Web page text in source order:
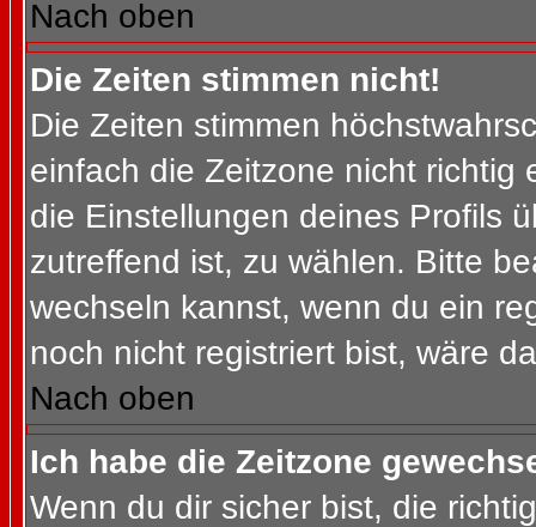
Nach oben
Die Zeiten stimmen nicht!
Die Zeiten stimmen
einfach die Zeitzone nicht richtig
die Einstellungen deines Profils
zutreffend ist, zu wählen. Bitte
wechseln kannst, wenn du ein
noch nicht registriert bist, wäre
Nach oben
Ich habe die Zeitzone
Wenn du dir sicher bist, die